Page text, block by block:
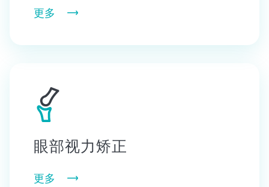
更多
眼部视力矫正
更多